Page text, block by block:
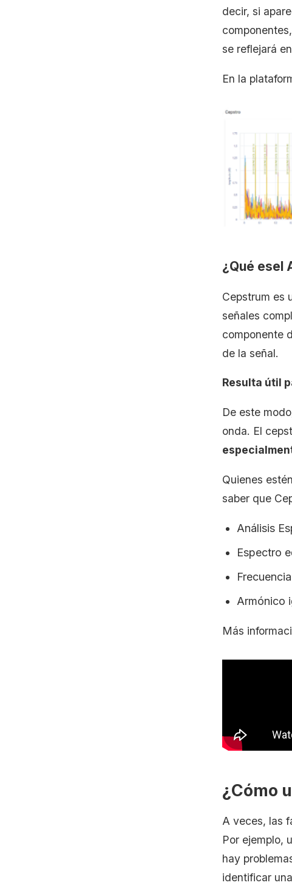
decir, si
se reflejará
En la
¿Qué esel
Cepstrum es
señales
componente
de la señal.
Resulta útil
De este
onda. El
Quienes
saber que
Análisis
Espectro
Armónico
Más
¿Cómo
A veces, las
Por ejemplo,
hay
identificar